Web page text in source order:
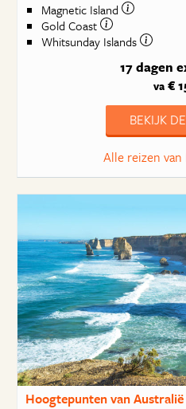
Magnetic Island
Gold Coast
Whitsunday Islands
17 dagen
va€
BEKIJK
Alle reizen van
Hoogtepunten van Australië